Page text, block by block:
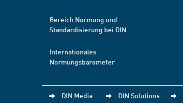
Bereich Normung und
Standardisierung bei DIN
Internationales
Normungsbarometer
DIN Media DIN Solutions